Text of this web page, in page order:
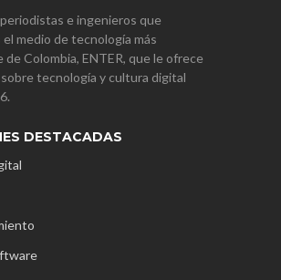
e ingenieros que
el medio de tecnología más
Colombia, ENTER, que le ofrece
tecnología y cultura digital
DESTACADAS